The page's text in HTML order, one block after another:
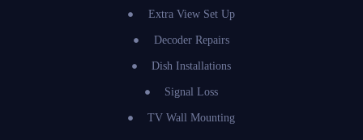
Extra View Set Up
Decoder Repairs
Dish Installations
Signal Loss
TV Wall Mounting